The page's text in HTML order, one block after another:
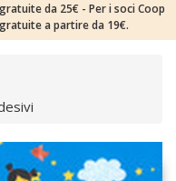
da 25€ - Per i soci Coop
a partire da 19€.